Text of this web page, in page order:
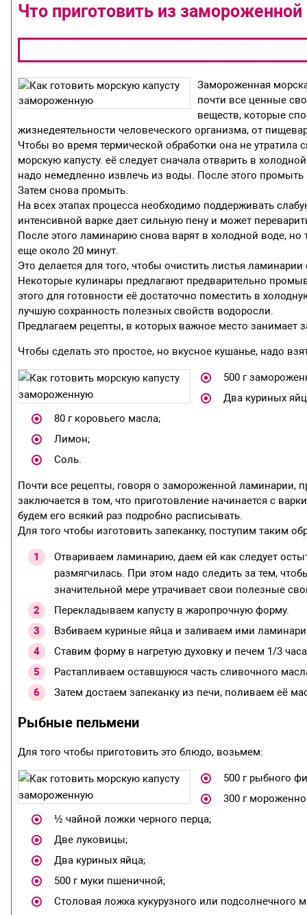
Что приготовить из
Замороженная
почти все ценные
веществ, которые
жизнедеятельности человеческого организма, от
Чтобы во время термической обработки она не утратила
морскую капусту. её следует сначала отварить в
надо немедленно извлечь из воды. После этого
Затем снова промыть.
На всех этапах процесса необходимо поддерживать
интенсивной варке дает сильную пену и может
После этого ламинарию снова варят в холодной воде,
еще около 20 минут.
Это делается для того, чтобы очистить листья
Некоторые кулинары предлагают предварительно
этого для готовности её достаточно поместить в
лучшую сохранность полезных свойств водоросли.
Предлагаем рецепты, в которых важное место занимает
Чтобы сделать это простое, но вкусное кушанье, надо
500 г
Два куриных
80 г коровьего масла;
Лимон;
Соль.
Почти все рецепты, говоря о замороженной ламинарии,
заключается в том, что приготовление начинается с
будем его всякий раз подробно расписывать.
Для того чтобы изготовить запеканку, поступим таким
Отвариваем ламинарию, даем ей как следует
размягчилась. При этом надо следить за тем,
значительной мере утрачивает свои полезные
Перекладываем капусту в жаропрочную форму.
Взбиваем куриные яйца и заливаем ими
Ставим форму в нагретую духовку и печем 1/3
Растапливаем оставшуюся часть сливочного
Затем достаем запеканку из печи, поливаем её
Рыбные пельмени
Для того чтобы приготовить это блюдо, возьмем:
500 г рыбного
300 г
½ чайной ложки черного перца;
Две луковицы;
Два куриных яйца;
500 г муки пшеничной;
Столовая ложка кукурузного или подсолнечного